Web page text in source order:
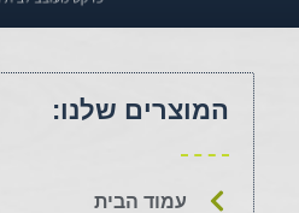
המוצרים שלנו:
עמוד הבית